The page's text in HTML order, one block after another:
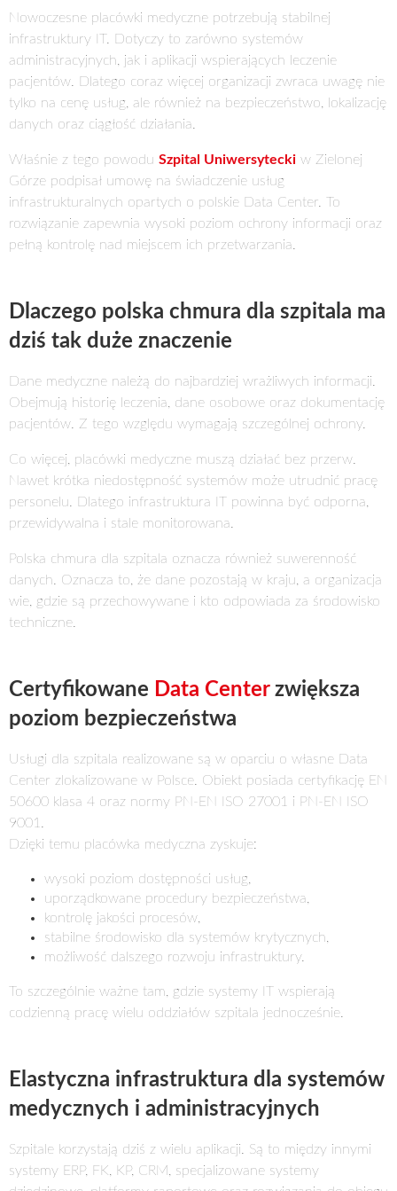
Nowoczesne placówki medyczne potrzebują stabilnej
infrastruktury IT. Dotyczy to zarówno systemów
administracyjnych, jak i aplikacji wspierających leczenie
pacjentów. Dlatego coraz więcej organizacji zwraca uwagę nie
tylko na cenę usług, ale również na bezpieczeństwo, lokalizację
danych oraz ciągłość działania.
Właśnie z tego powodu Szpital Uniwersytecki w Zielonej
Górze podpisał umowę na świadczenie usług
infrastrukturalnych opartych o polskie Data Center. To
rozwiązanie zapewnia wysoki poziom ochrony informacji oraz
pełną kontrolę nad miejscem ich przetwarzania.
Dlaczego polska chmura dla szpitala ma
dziś tak duże znaczenie
Dane medyczne należą do najbardziej wrażliwych informacji.
Obejmują historię leczenia, dane osobowe oraz dokumentację
pacjentów. Z tego względu wymagają szczególnej ochrony.
Co więcej, placówki medyczne muszą działać bez przerw.
Nawet krótka niedostępność systemów może utrudnić pracę
personelu. Dlatego infrastruktura IT powinna być odporna,
przewidywalna i stale monitorowana.
Polska chmura dla szpitala oznacza również suwerenność
danych. Oznacza to, że dane pozostają w kraju, a organizacja
wie, gdzie są przechowywane i kto odpowiada za środowisko
techniczne.
Certyfikowane Data Centerzwiększa
poziom bezpieczeństwa
Usługi dla szpitala realizowane są w oparciu o własne Data
Center zlokalizowane w Polsce. Obiekt posiada certyfikację EN
50600 klasa 4 oraz normy PN-EN ISO 27001 i PN-EN ISO
9001.
Dzięki temu placówka medyczna zyskuje:
wysoki poziom dostępności usług,
uporządkowane procedury bezpieczeństwa,
kontrolę jakości procesów,
stabilne środowisko dla systemów krytycznych,
możliwość dalszego rozwoju infrastruktury.
To szczególnie ważne tam, gdzie systemy IT wspierają
codzienną pracę wielu oddziałów szpitala jednocześnie.
Elastyczna infrastruktura dla systemów
medycznych i administracyjnych
Szpitale korzystają dziś z wielu aplikacji. Są to między innymi
systemy ERP, FK, KP, CRM, specjalizowane systemy